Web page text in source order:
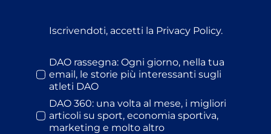
Iscrivendoti, accetti la Privacy Policy.
DAO rassegna: Ogni giorno, nella tua
email, le storie più interessanti sugli
atleti DAO
DAO 360: una volta al mese, i migliori
articoli su sport, economia sportiva,
marketing e molto altro